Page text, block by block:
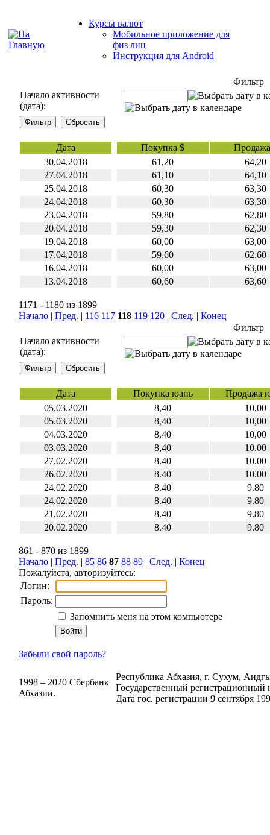
Курсы валют
Мобильное приложение для
физ лиц
Инструкция для Android
Фильтр
Начало активности
(дата):
Дата Покупка $
30.04.2018
61,20
64,20
27.04.2018
61,10
64,10
25.04.2018
60,30
63,30
24.04.2018
60,30
63,30
23.04.2018
59,80
62,80
20.04.2018
59,30
62,30
19.04.2018
60,00
63,00
17.04.2018
59,60
62,60
16.04.2018
60,00
63,00
13.04.2018
60,60 63,60
1171 - 1180 из 1899
Начало | Пред. | 116 117 118 119 120 | След. | Конец
Фильтр
Начало активности
(дата):
Дата Покупка юань
Продажа
05.03.2020
8,40
10,00
05.03.2020
8,40
10,00
04.03.2020
8,40
10,00
03.03.2020
8,40
10,00
27.02.2020
8.40
10.00
26.02.2020
8.40
10.00
24.02.2020
8.40
9.80
24.02.2020
8.40
9.80
21.02.2020
8.40
9.80
20.02.2020
8.40 9.80
861 - 870 из 1899
Начало | Пред. | 85 86 87 88 89 | След. | Конец
Пожалуйста, авторизуйтесь:
Логин:
Пароль:
Запомнить меня на этом компьютере
Забыли свой пароль?
1998 – 2020 Сбербанк
Абхазии.
Республика Абхазия, г. Сухум,
Государственный регистрационный
Дата гос. регистрации 9 сентября